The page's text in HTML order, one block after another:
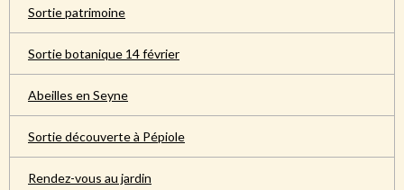
Sortie patrimoine
Sortie botanique 14 février
Abeilles en Seyne
Sortie découverte à Pépiole
Rendez-vous au jardin